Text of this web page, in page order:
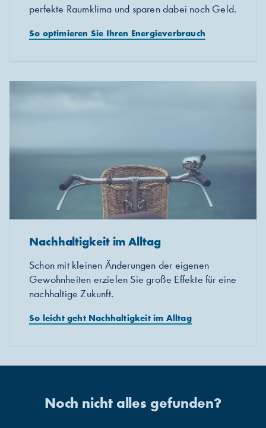
perfekte Raumklima und sparen dabei noch Geld.
So optimieren Sie Ihren Energieverbrauch
Nachhaltigkeit im Alltag
Schon mit kleinen Änderungen der eigenen
Gewohnheiten erzielen Sie große Effekte für eine
nachhaltige Zukunft.
So leicht geht Nachhaltigkeit im Alltag
Noch nicht alles gefunden?